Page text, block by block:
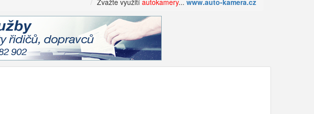
Zvažte využití autokamery... www.auto-kamera.cz